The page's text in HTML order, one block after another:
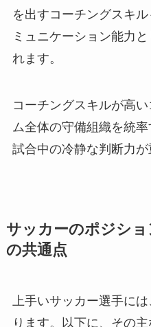
を出すコーチングスキ
ミュニケーション能力
れます。
コーチングスキルが高
ム全体の守備組織を統
試合中の冷静な判断力が
サッカーのポジシ
の共通点
上手いサッカー選手に
ります。以下に、その